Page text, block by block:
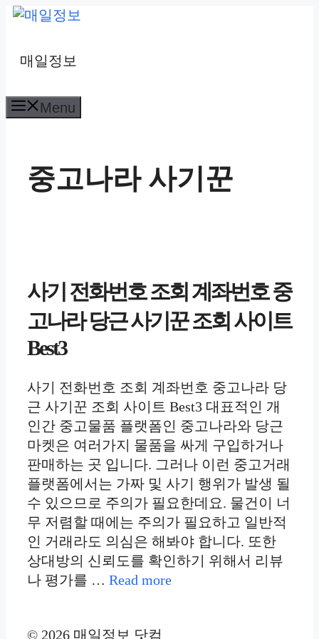
컨
너
매일정보
Menu
중고나라 사기꾼
사기 전화번호 조회 계좌번호 중
고나라 당근 사기꾼 조회 사이트
Best3
사기 전화번호 조회 계좌번호 중고나라 당
근 사기꾼 조회 사이트 Best3 대표적인 개
인간 중고물품 플랫폼인 중고나라와 당근
마켓은 여러가지 물품을 싸게 구입하거나
판매하는 곳 입니다. 그러나 이런 중고거래
플랫폼에서는 가짜 및 사기 행위가 발생 될
수 있으므로 주의가 필요한데요. 물건이 너
무 저렴할 때에는 주의가 필요하고 일반적
인 거래라도 의심은 해봐야 합니다. 또한
상대방의 신뢰도를 확인하기 위해서 리뷰
나 평가를 … Read more
© 2026 매일정보 닷컴